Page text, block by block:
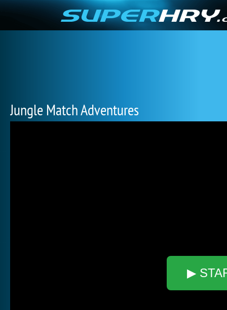
Jungle Match Adventures
▶